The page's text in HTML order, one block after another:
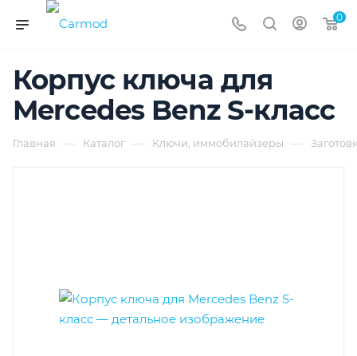
0
Корпус ключа для
Mercedes Benz S-класс
Главная — Каталог — Ключи, иммобилайзеры —